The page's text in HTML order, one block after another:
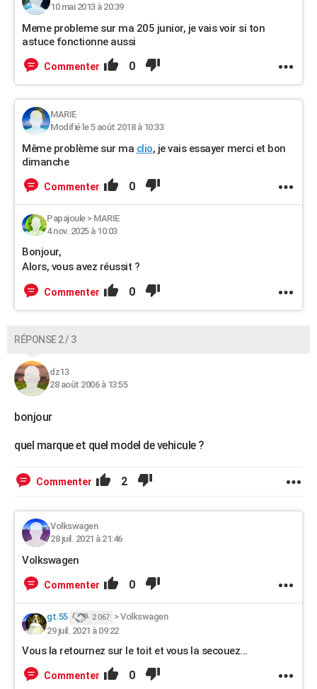
10 mai 2013 à 20:39
Meme probleme sur ma 205 junior, je vais voir si ton
astuce fonctionne aussi
Commenter 0
MARIE
Modifié le 5 août 2018 à 10:33
Même problème sur ma clio, je vais essayer merci et bon
dimanche
Commenter 0
Papajoule> MARIE
4 nov. 2025 à 10:03
Bonjour,
Alors, vous avez réussit ?
Commenter 0
RÉPONSE 2 / 3
dz13
28 août 2006 à 13:55
bonjour
quel marque et quel model de vehicule ?
Commenter 2
Volkswagen
28 juil. 2021 à 21:46
Volkswagen
Commenter 0
gt.55 2 067 >Volkswagen
29 juil. 2021 à 09:22
Vous la retournez sur le toit et vous la secouez...
Commenter 0